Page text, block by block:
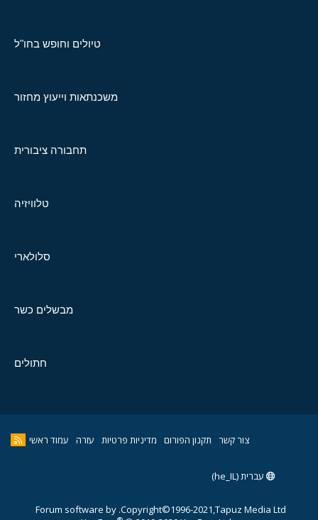
טיולים וחופש בחו"ל
משכנתאות וייעוץ מחזור
תחבורה ציבורית
טלוויזיה
סלולארי
מבשלים כשר
חתולים
צור קשר תקנון הפורום מדיניות פרטיות עזרה עמוד ראשי
עברית (he_IL)
Copyright©1996-2021,Tapuz Media Ltd.
Forum software by